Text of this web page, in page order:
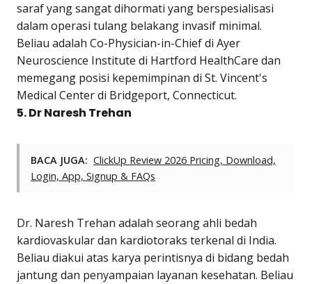
saraf yang sangat dihormati yang berspesialisasi
dalam operasi tulang belakang invasif minimal.
Beliau adalah Co-Physician-in-Chief di Ayer
Neuroscience Institute di Hartford HealthCare dan
memegang posisi kepemimpinan di St. Vincent's
Medical Center di Bridgeport, Connecticut.
5. Dr Naresh Trehan
BACA JUGA: ClickUp Review 2026 Pricing, Download,
Login, App, Signup & FAQs
Dr. Naresh Trehan adalah seorang ahli bedah
kardiovaskular dan kardiotoraks terkenal di India.
Beliau diakui atas karya perintisnya di bidang bedah
jantung dan penyampaian layanan kesehatan. Beliau